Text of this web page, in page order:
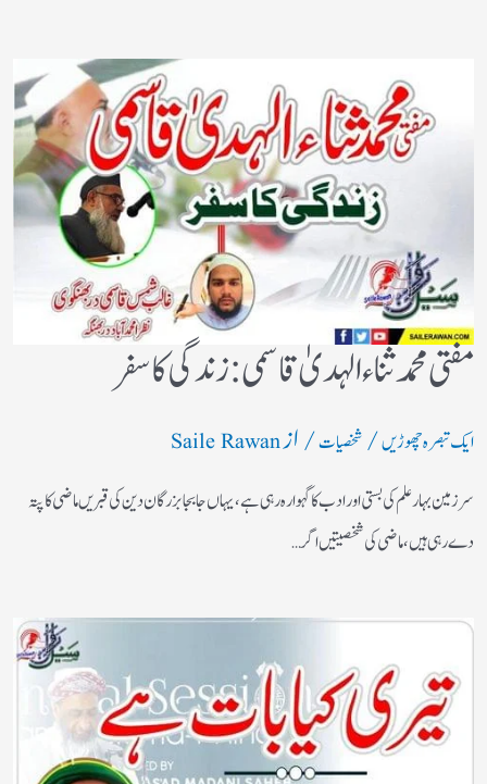
مفتی محمد ثناء الہدیٰ قاسمی: زندگی کا سفر
ایک تبصرہ چھوڑیں/شخصیات/ ازSaile Rawan
سرزمین بہارعلم کی بستی اورادب کا گہوارہ رہی ہے، یہاں جابجا بزرگان دین کی قبریں ماضی کا پتہ
دے رہی ہیں، ماضی کی شخصیتیں اگر…